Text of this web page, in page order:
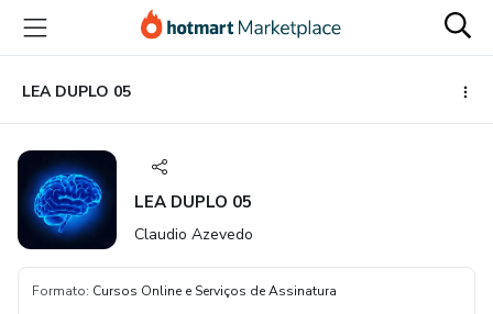
para
conteúdo
principal
para
pagamento
para
rodapéLEA DUPLO 05
LEA DUPLO 05
Claudio Azevedo
Formato: Cursos Online e Serviços de Assinatura